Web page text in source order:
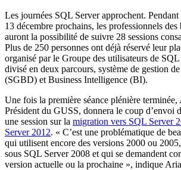
Email
Les journées SQL Server approchent.
13 décembre prochains, les professionnels des
auront la possibilité de suivre 28 sessions
Plus de 250 personnes ont déjà réservé leur
organisé par le Groupe des utilisateurs de
divisé en deux parcours, système de gestion
(SGBD) et Business Intelligence (BI).
Une fois la première séance plénière
Président du GUSS, donnera le coup d’envoi
une session sur la migration vers SQL Server
Server 2012. « C’est une problématique de
qui utilisent encore des versions 2000 ou
sous SQL Server 2008 et qui se demandent
version actuelle ou la prochaine », indique